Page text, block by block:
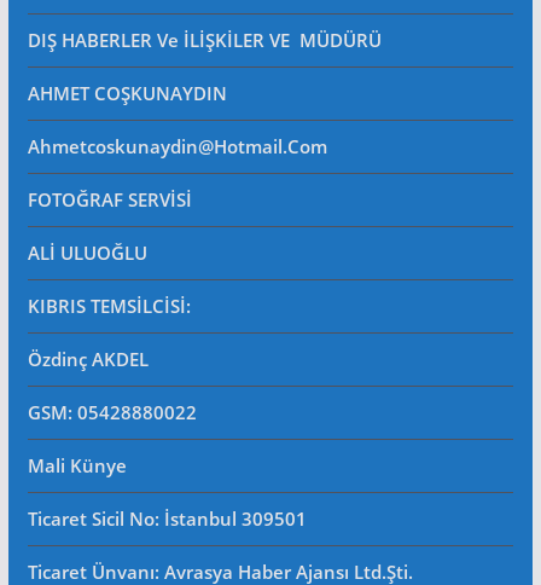
DIŞ HABERLER Ve İLİŞKİLER VE MÜDÜRÜ
AHMET COŞKUNAYDIN
Ahmetcoskunaydin@hotmail.com
FOTOĞRAF SERVİSİ
ALİ ULUOĞLU
KIBRIS TEMSİLCİSİ:
Özdinç AKDEL
GSM: 05428880022
Mali Künye
Ticaret Sicil No: İstanbul 309501
Ticaret Ünvanı: Avrasya Haber Ajansı Ltd.Şti.